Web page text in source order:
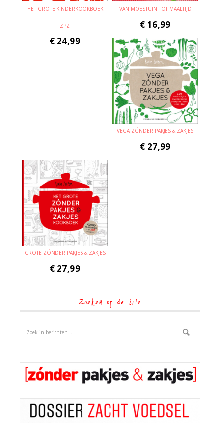
HET GROTE KINDERKOOKBOEK
ZPZ
€ 24,99
VAN MOESTUIN TOT MAALTIJD
€ 16,99
VEGA ZÓNDER PAKJES & ZAKJES
€ 27,99
GROTE ZÓNDER PAKJES & ZAKJES
€ 27,99
Zoeken op de site